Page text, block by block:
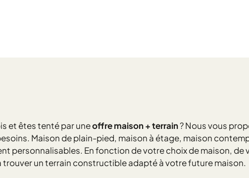
et êtes tenté par uneoffre maison + terrain? Nous vous
Maison de plain-pied, maison à étage, maison
personnalisables. En fonction de votre choix de maison,
trouver un terrain constructible adapté à votre future maison.